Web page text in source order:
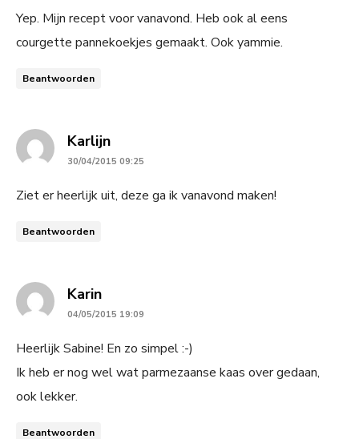
Yep. Mijn recept voor vanavond. Heb ook al eens
courgette pannekoekjes gemaakt. Ook yammie.
Beantwoorden
Karlijnsays:
30/04/2015 09:25
Ziet er heerlijk uit, deze ga ik vanavond maken!
Beantwoorden
Karinsays:
04/05/2015 19:09
Heerlijk Sabine! En zo simpel :-)
Ik heb er nog wel wat parmezaanse kaas over gedaan,
ook lekker.
Beantwoorden